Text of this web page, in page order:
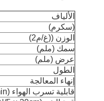
الألياف
(سكرم)
الوزن ((غ/م2)
سمك (ملم)
عرض (ملم)
الطول
إنهاء المعالجة
قابلية تسرب الهواء (L/dm2/min):